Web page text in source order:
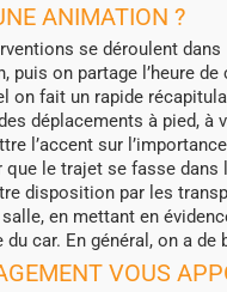
ANIMATION ?
se déroulent
puis on partage l’heure
on fait un rapide
déplacements à pied, à
l’accent sur
le trajet se fasse
disposition par les
en mettant en
du car. En général, on a
VOUS